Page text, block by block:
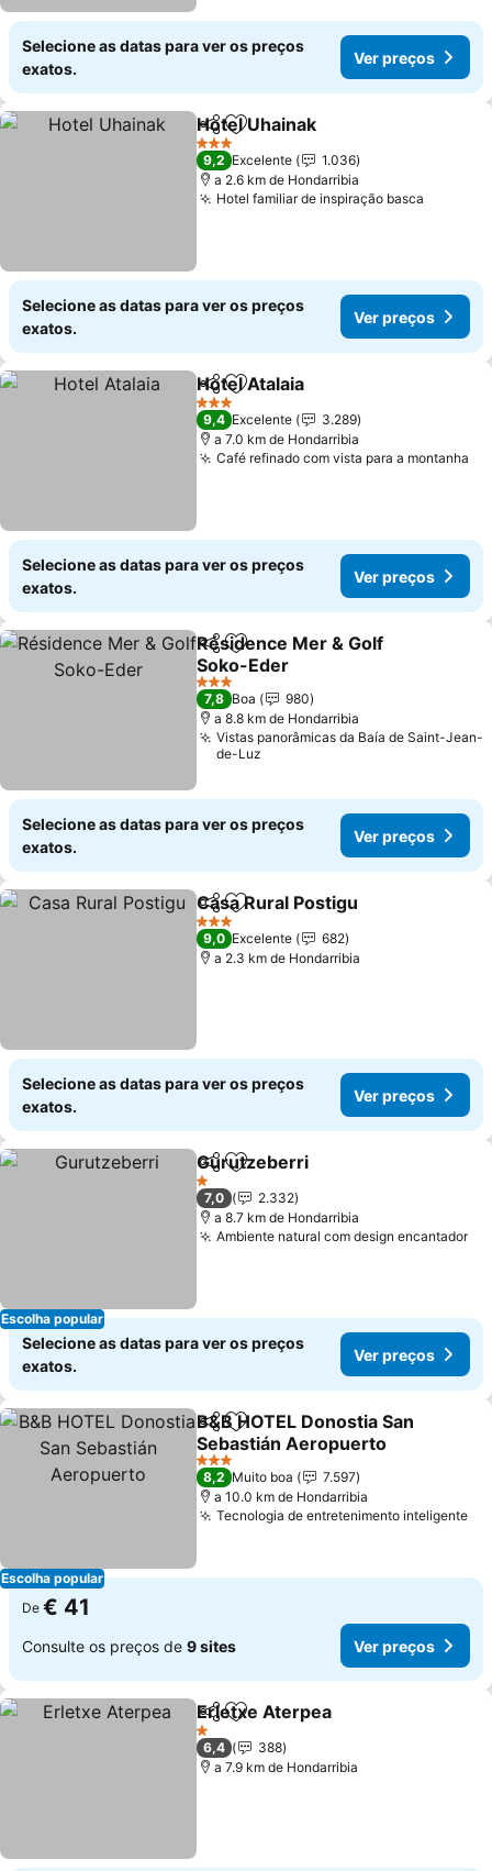
Selecione as datas para ver os preços
exatos.
Ver preços
PartilharAdicionar aos favoritos
Hotel Uhainak
3 Estrelas
9,2 Excelente
1.036
a 2.6 km de Hondarribia
Hotel familiar de inspiração basca
Selecione as datas para ver os preços
exatos.
Ver preços
PartilharAdicionar aos favoritos
Hotel Atalaia
3 Estrelas
9,4 Excelente
3.289
a 7.0 km de Hondarribia
Café refinado com vista para a montanha
Selecione as datas para ver os preços
exatos.
Ver preços
PartilharAdicionar aos favoritos
Résidence Mer & Golf
Soko-Eder
3 Estrelas
7,8 Boa
980
a 8.8 km de Hondarribia
Vistas panorâmicas da Baía de Saint-Jean-
de-Luz
Selecione as datas para ver os preços
exatos.
Ver preços
PartilharAdicionar aos favoritos
Casa Rural Postigu
3 Estrelas
9,0 Excelente
682
a 2.3 km de Hondarribia
Selecione as datas para ver os preços
exatos.
Ver preços
Escolha popular
PartilharAdicionar aos favoritos
Gurutzeberri
1 Estrelas
7,0
2.332
a 8.7 km de Hondarribia
Ambiente natural com design encantador
Selecione as datas para ver os preços
exatos.
Ver preços
Escolha popular
PartilharAdicionar aos favoritos
B&B HOTEL Donostia San
Sebastián Aeropuerto
3 Estrelas
8,2 Muito boa
7.597
a 10.0 km de Hondarribia
Tecnologia de entretenimento inteligente
De € 41
Consulte os preços de 9 sites Ver preços
PartilharAdicionar aos favoritos
Erletxe Aterpea
1 Estrelas
6,4
388
a 7.9 km de Hondarribia